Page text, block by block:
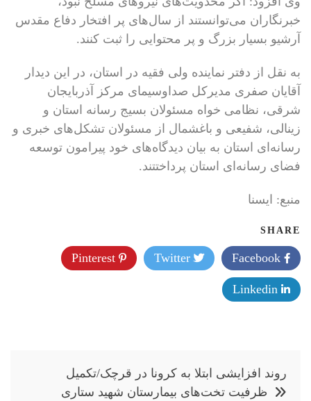
خبرنگاران می‌توانستند از سال‌های پر افتخار دفاع مقدس
آرشیو بسیار بزرگ و پر محتوایی را ثبت کنند.
به نقل از دفتر نماینده ولی فقیه در استان، در این دیدار
آقایان صفری مدیرکل صداوسیمای مرکز آذربایجان
شرقی، نظامی خواه مسئولان بسیج رسانه استان و
زینالی، شفیعی و باغشمال از مسئولان تشکل‌های خبری و
رسانه‌ای استان به بیان دیدگاه‌های خود پیرامون توسعه
فضای رسانه‌ای استان پرداختتند.
منبع: ايسنا
SHARE
Twitter
راهبری
نوشته
روند افزایشی ابتلا به کرونا در قرچک/تکمیل
ظرفیت‌ تخت‌های بیمارستان شهید ستاری